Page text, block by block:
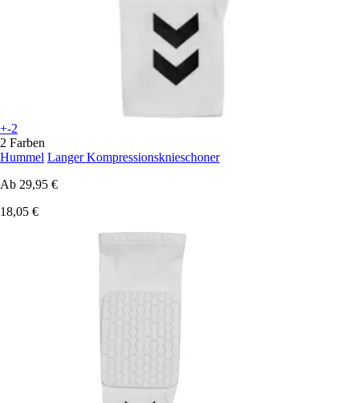
+-2
2 Farben
Hummel Langer Kompressionsknieschoner
Ab 29,95 €
18,05 €